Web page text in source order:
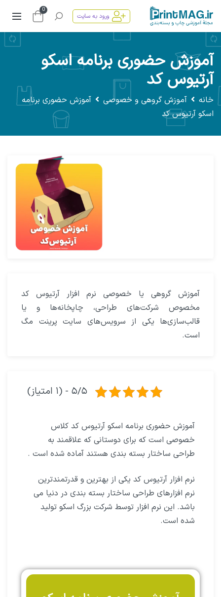
ورود به سایت
0
آموزش حضوری برنامه اسکو
آرتیوس کد
خانه آموزش گروهی و خصوصی
آموزش حضوری برنامه
اسکو آرتیوس کد
آموزش گروهی یا خصوصی نرم افزار آرتیوس کد
مخصوص شرکت‌های طراحی، چاپخانه‌ها و یا
قالب‌سازی‌ها یکی از سرویس‌های سایت پرینت مگ
است.
۵/۵ - (۱ امتیاز)
آموزش حضوری برنامه اسکو آرتیوس کد کلاس
خصوصی است که برای دوستانی که علاقمند به
طراحی ساختار بسته بندی هستند آماده شده است .
نرم افزار آرتیوس کد یکی از بهترین و قدرتمندترین
نرم افزارهای طراحی ساختار بسته بندی در دنیا می
باشد. این نرم افزار توسط شرکت بزرگ اسکو تولید
شده است.